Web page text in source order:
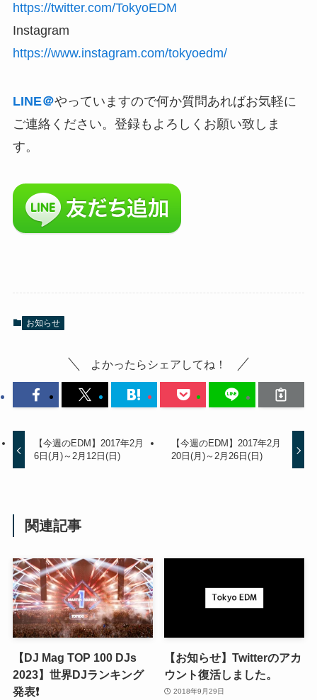
https://twitter.com/TokyoEDM
Instagram
https://www.instagram.com/tokyoedm/
LINE＠やっていますので何か質問あればお気軽に
ご連絡ください。登録もよろしくお願い致しま
す。
お知らせ
よかったらシェアしてね！
【今週のEDM】2017年2月
6日(月)～2月12日(日)
【今週のEDM】2017年2月
20日(月)～2月26日(日)
関連記事
【DJ Mag TOP 100 DJs
2023】世界DJランキング
発表❗️
【お知らせ】Twitterのアカ
ウント復活しました。
2018年9月29日